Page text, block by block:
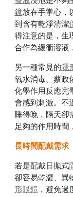
鏡放在手掌心，
到含有乾淨清潔
得注意的是，生
合作為緩衝溶液
另一種常見的隱
氧水消毒。蔡政
化學作用反應完
會感到刺激。不
睡得晚，隔天卻
足夠的作用時間
長時間配戴需求
若是配戴日拋式
卻容易乾澀、異
形眼鏡，避免過